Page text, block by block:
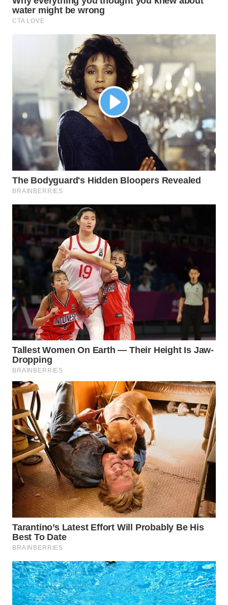
LESUNG
SIMALUNGUN
WN
LABUHANBATU
WN
TAPANULI
TENGAH
WN DELI
SERDANG
WN
TEBING
TINGGI
PAKPAK
WN
KARAWANG
WN
BEKASI
WN
BOGOR
WN
DEPOK
WN
TAPANULI
UTARA
WN
SAMOSIR
PADANG
LAWAS